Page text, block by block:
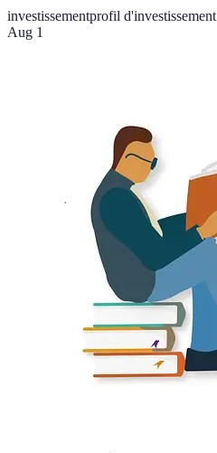
investissementprofil d'investissement
Aug 1